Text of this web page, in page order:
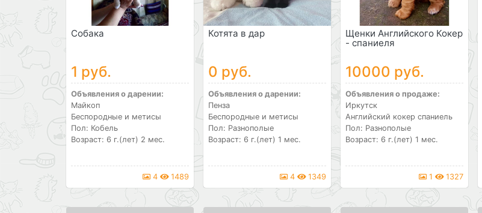
Собака
1 руб.
Объявления о дарении:
Майкоп
Беспородные и метисы
Пол: Кобель
Возраст: 6 г.(лет) 2 мес.
4 1489
Котята в дар
0 руб.
Объявления о дарении:
Пенза
Беспородные и метисы
Пол: Разнополые
Возраст: 6 г.(лет) 1 мес.
4 1349
Щенки Английского Кокер
- спаниеля
10000 руб.
Объявления о продаже:
Иркутск
Английский кокер спаниель
Пол: Разнополые
Возраст: 6 г.(лет) 1 мес.
1 1327